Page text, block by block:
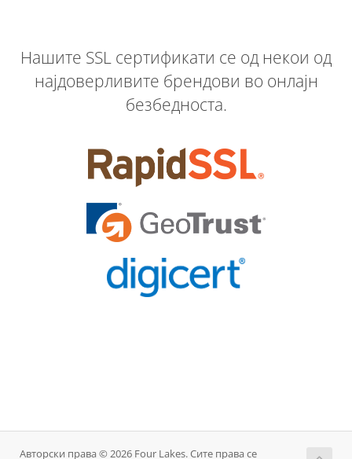
Нашите SSL сертификати се од некои од
најдоверливите брендови во онлајн
безбедноста.
Авторски права © 2026 Four Lakes. Сите права се